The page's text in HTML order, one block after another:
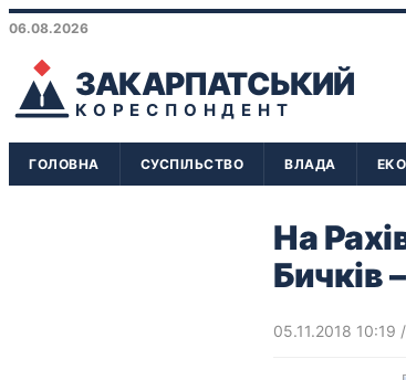
06.08.2026
ЗАКАРПАТСЬКИЙ
КОРЕСПОНДЕНТ
ГОЛОВНА СУСПІЛЬСТВО ВЛАДА
На
Бичків
05.11.2018 10:19 /